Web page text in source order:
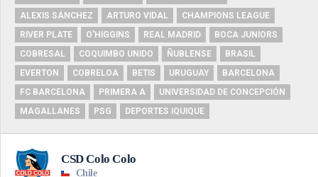
ALEXIS SÁNCHEZ
ARTURO VIDAL
CHAMPIONS LEAGUE
RIVER PLATE
O'HIGGINS REAL MADRID
BOCA JUNIORS
COBRESAL
COQUIMBO UNIDO ÑUBLENSE
BRASIL
EVERTON
COBRELOA BETIS URUGUAY
BARCELONA
FC BARCELONA
PRIMERA A
UNIVERSIDAD DE CONCEPCIÓN
MAGALLANES
PSG DEPORTES IQUIQUE